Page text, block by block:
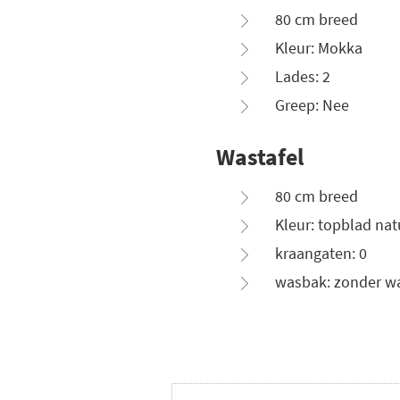
80 cm breed
Kleur: Mokka
Lades: 2
Greep: Nee
Wastafel
80 cm breed
Kleur: topblad
kraangaten: 0
wasbak: zonder